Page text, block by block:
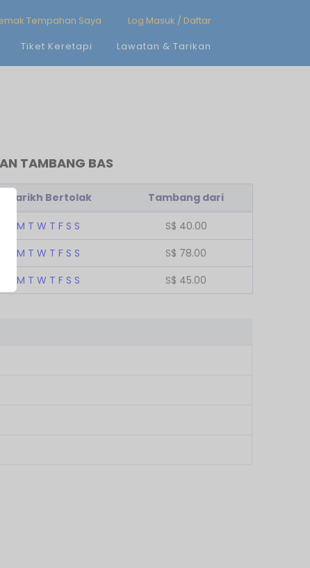
Tempahan Saya
Log Masuk / Daftar
Tiket Keretapi Lawatan & Tarikan
TAMBANG BAS
Tarikh Bertolak Tambang dari
M T W T F S S S$ 40.00
M T W T F S S S$ 78.00
M T W T F S S S$ 45.00